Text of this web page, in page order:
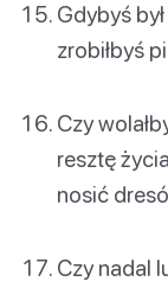
Gdybyś
zrobiłbyś
Czy
resztę
nosić
Czy nadal